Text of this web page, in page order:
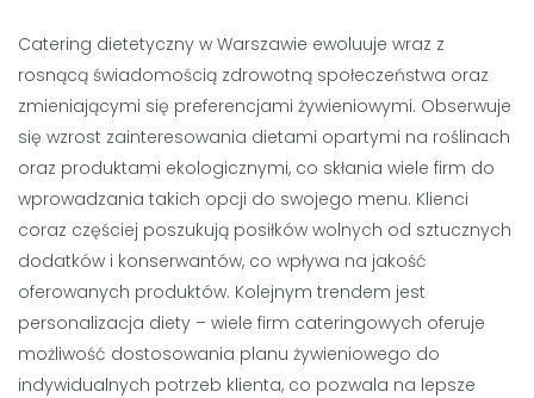
Catering dietetyczny w Warszawie ewoluuje wraz z
rosnącą świadomością zdrowotną społeczeństwa oraz
zmieniającymi się preferencjami żywieniowymi. Obserwuje
się wzrost zainteresowania dietami opartymi na roślinach
oraz produktami ekologicznymi, co skłania wiele firm do
wprowadzania takich opcji do swojego menu. Klienci
coraz częściej poszukują posiłków wolnych od sztucznych
dodatków i konserwantów, co wpływa na jakość
oferowanych produktów. Kolejnym trendem jest
personalizacja diety – wiele firm cateringowych oferuje
możliwość dostosowania planu żywieniowego do
indywidualnych potrzeb klienta, co pozwala na lepsze